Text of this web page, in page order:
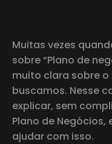
Muitas vezes
sobre “Plano de
muito clara sobre
buscamos. Nesse
explicar, sem
Plano de Negócios,
ajudar com isso.